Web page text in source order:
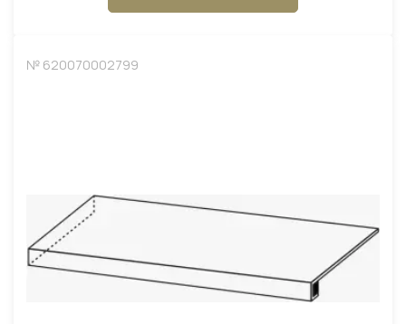
№ 620070002799